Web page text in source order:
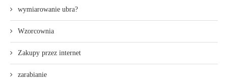
wymiarowanie ubra?
Wzorcownia
Zakupy przez internet
zarabianie